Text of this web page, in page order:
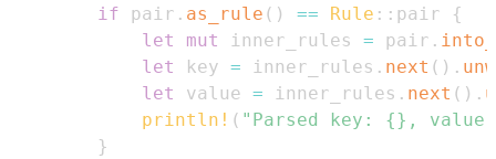
if pair . as_rule ( ) == Rule :: pair
{
let
mut inner_rules = pair .
let
key = inner_rules . next ( ) .
let
value = inner_rules . next ( ) .
println! ( "Parsed key: {},
}